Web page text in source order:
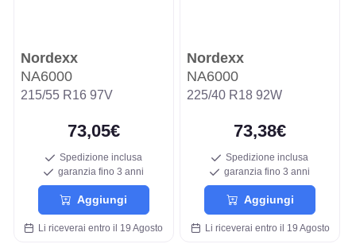
Nordexx
NA6000
215/55 R16 97V
73,05€
Spedizione inclusa
garanzia fino 3 anni
Aggiungi
Li riceverai entro il 19 Agosto
Nordexx
NA6000
225/40 R18 92W
73,38€
Spedizione inclusa
garanzia fino 3 anni
Aggiungi
Li riceverai entro il 19 Agosto